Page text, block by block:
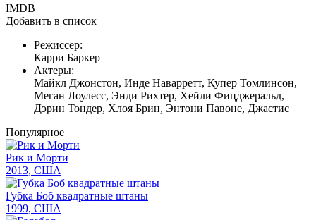
IMDB
Добавить в список
Режиссер:
Карри Баркер
Актеры:
Майкл Джонстон, Инде Наварретт, Купер Томлинсон,
Меган Лоулесс, Энди Рихтер, Хейли Фицджеральд,
Дэрин Тондер, Хлоя Брин, Энтони Павоне, Джастис
Популярное
Рик и Морти
2013, США
Губка Боб квадратные штаны
1999, США